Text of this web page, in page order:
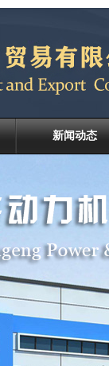
新闻动态